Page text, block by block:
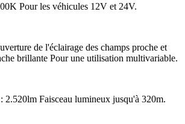
Pour les véhicules 12V et 24V.
de l'éclairage des champs proche et
brillante Pour une utilisation multivariable.
2.520lm Faisceau lumineux jusqu'à 320m.